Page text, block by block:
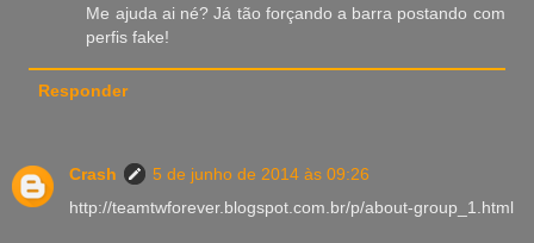
Me ajuda ai né? Já tão forçando a barra postando com
perfis fake!
Responder
Crash
5 de junho de 2014 às 09:26
http://teamtwforever.blogspot.com.br/p/about-group_1.html